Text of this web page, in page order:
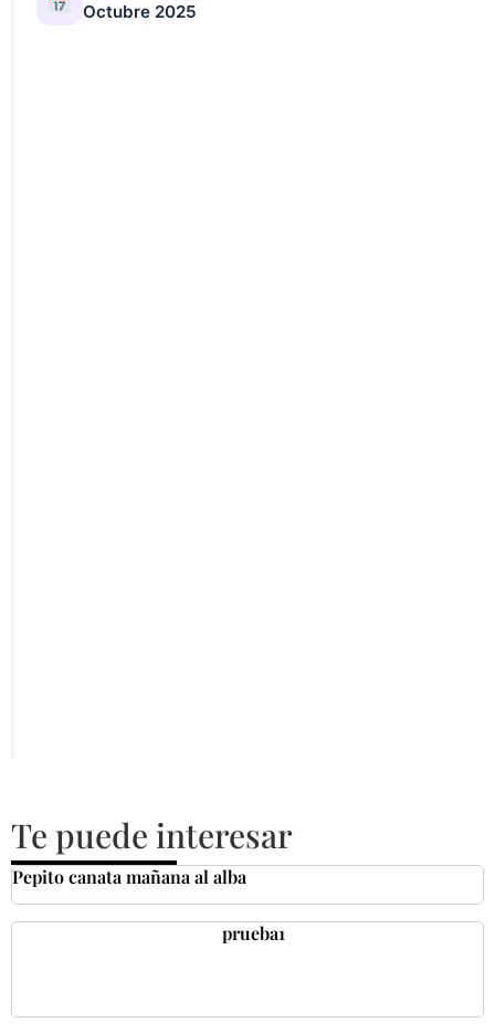
Octubre 2025
Te puede interesar
Pepito canata mañana al alba
prueba1